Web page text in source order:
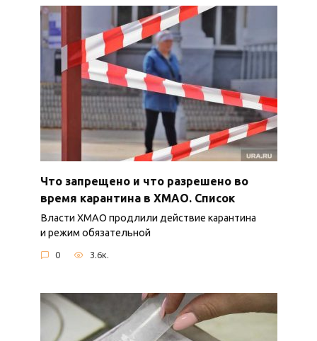
Что запрещено и что разрешено во
время карантина в ХМАО. Список
Власти ХМАО продлили действие карантина
и режим обязательной
0 3.6к.